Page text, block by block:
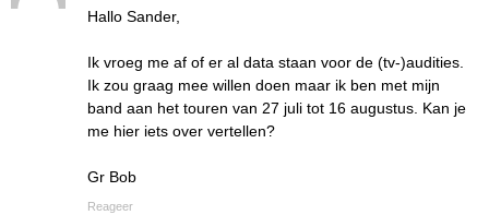
Hallo Sander,
Ik vroeg me af of er al data staan voor de (tv-)audities.
Ik zou graag mee willen doen maar ik ben met mijn
band aan het touren van 27 juli tot 16 augustus. Kan je
me hier iets over vertellen?
Gr Bob
Reageer